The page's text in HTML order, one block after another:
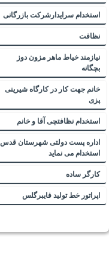
استخدام سرایدارشرکت بازرگانی
نظافت
نیازمند خیاط ماهر مزون دوز
بچگانه
خانم جهت کار در کارگاه شیرینی
پزی
استخدام نظافتچی آقا و خانم
اداره پست دولتی شهرستان قدس
استخدام می نماید
کارگر ساده
اپراتور خط تولید فایبرگلس